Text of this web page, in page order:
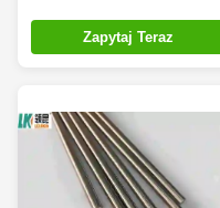
kable metalowe
Zapytaj Teraz